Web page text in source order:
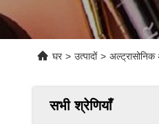
घर > उत्पादों > अल्ट्रासोनिक
सभी श्रेणियाँ